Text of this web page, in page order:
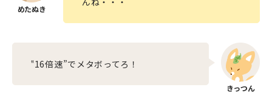
‟16倍速”でメタボってろ！